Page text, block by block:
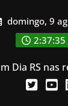
domingo, 9
2:37:36
Dia RS nas